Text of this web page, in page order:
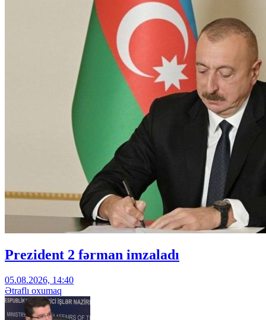
Prezident 2 fərman imzaladı
05.08.2026, 14:40
Ətraflı oxumaq